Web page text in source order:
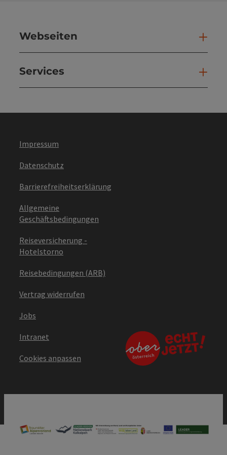
Webseiten
Services
Impressum
Datenschutz
Barrierefreiheitserklärung
Allgemeine
Geschäftsbedingungen
Reiseversicherung -
Hotelstorno
Reisebedingungen (ARB)
Vertrag widerrufen
Jobs
Intranet
Cookies anpassen